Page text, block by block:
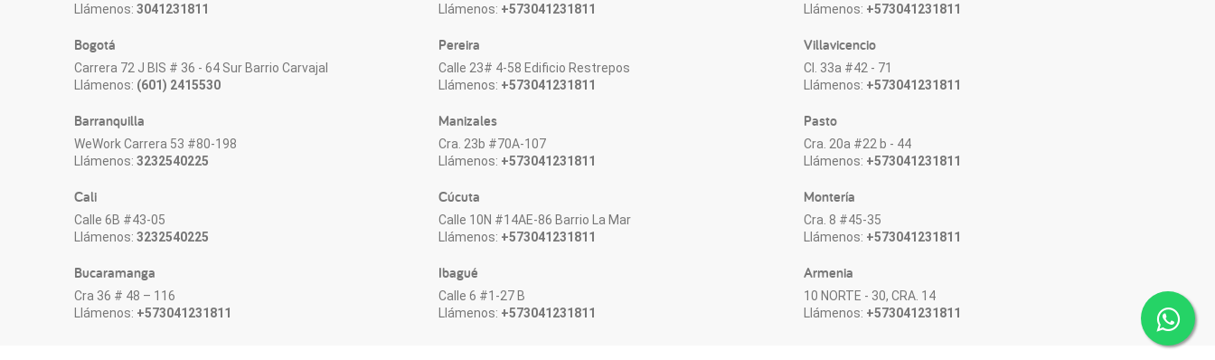
Llámenos:3041231811
Bogotá
Carrera 72 J BIS # 36 - 64 Sur Barrio Carvajal
Llámenos: (601) 2415530
Barranquilla
WeWork Carrera 53 #80-198
Llámenos:3232540225
Cali
Calle 6B #43-05
Llámenos:3232540225
Bucaramanga
Cra 36 # 48 – 116
Llámenos: +573041231811
Llámenos: +573041231811
Pereira
Calle 23# 4-58 Edificio Restrepos
Llámenos: +573041231811
Manizales
Cra. 23b #70A-107
Llámenos: +573041231811
Cúcuta
Calle 10N #14AE-86 Barrio La Mar
Llámenos: +573041231811
Ibagué
Calle 6 #1-27 B
Llámenos: +573041231811
Llámenos: +573041231811
Villavicencio
Cl. 33a #42 - 71
Llámenos: +573041231811
Pasto
Cra. 20a #22 b - 44
Llámenos: +573041231811
Montería
Cra. 8 #45-35
Llámenos: +573041231811
Armenia
10 NORTE - 30, CRA. 14
Llámenos: +573041231811